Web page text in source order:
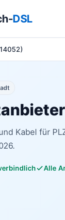
DSL
Kabel für
Alle